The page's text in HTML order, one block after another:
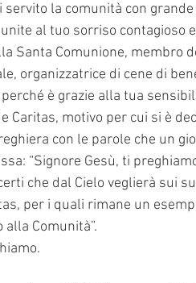
la comunità con
al tuo sorriso contagioso
Santa Comunione, membro
organizzatrice di cene di
è grazie alla tua
Caritas, motivo per cui si è
con le parole che un
“Signore Gesù, ti
che dal Cielo veglierà sui
per i quali rimane un
Comunità”.